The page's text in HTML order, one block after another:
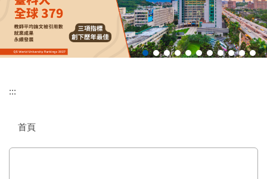
:::
首頁